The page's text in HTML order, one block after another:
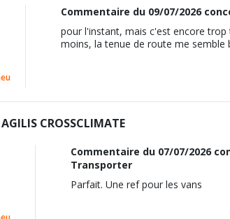
Commentaire du 09/07/2026
pour l'instant, mais c'est encore
moins, la tenue de route me semble
AGILIS CROSSCLIMATE
Commentaire du 07/07/2026
Transporter
Parfait. Une ref pour les vans